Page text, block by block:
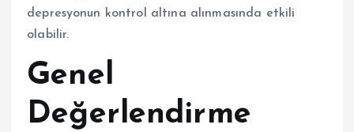
depresyonun kontrol altına alınmasında etkili
olabilir.
Genel
Değerlendirme